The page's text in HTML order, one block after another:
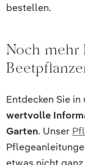
bestellen.
Noch mehr
Entdecken Sie
wertvolle
Garten. Unser